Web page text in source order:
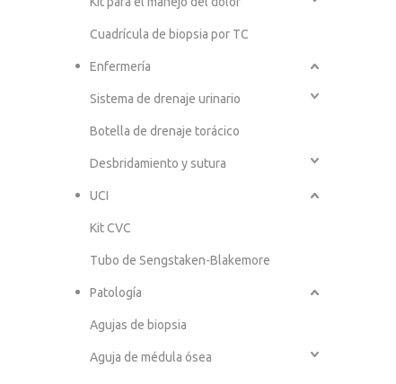
Cuadrícula de biopsia por TC
Enfermería
Sistema de drenaje urinario
Botella de drenaje torácico
Desbridamiento y sutura
UCI
Kit CVC
Tubo de Sengstaken-Blakemore
Patología
Agujas de biopsia
Aguja de médula ósea